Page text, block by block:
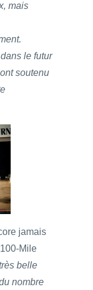
mais
le futur
soutenu
jamais
Mile
belle
nombre